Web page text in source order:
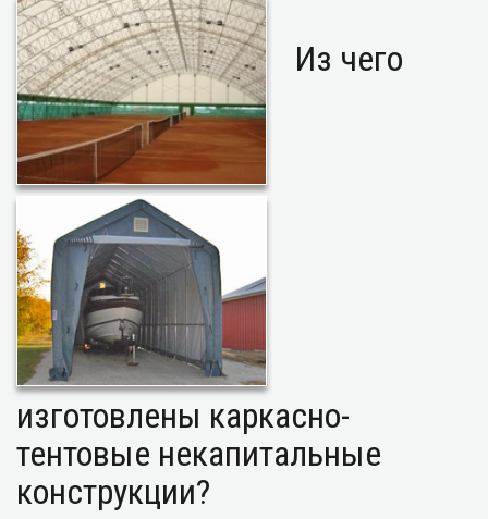
Из чего
изготовлены каркасно-
тентовые некапитальные
конструкции?